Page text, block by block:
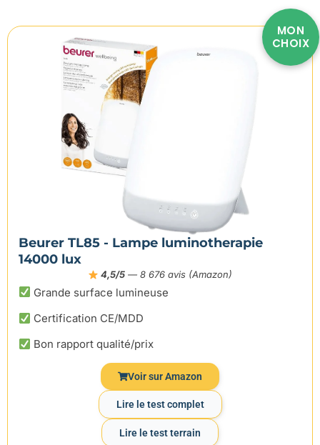
MON
CHOIX
Beurer TL85 - Lampe luminotherapie
14000 lux
4,5/5 — 8 676 avis (Amazon)
Grande surface lumineuse
Certification CE/MDD
Bon rapport qualité/prix
Voir sur Amazon
Lire le test complet
Lire le test terrain